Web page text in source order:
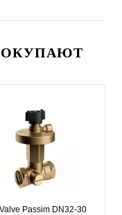
Passim DN32-30